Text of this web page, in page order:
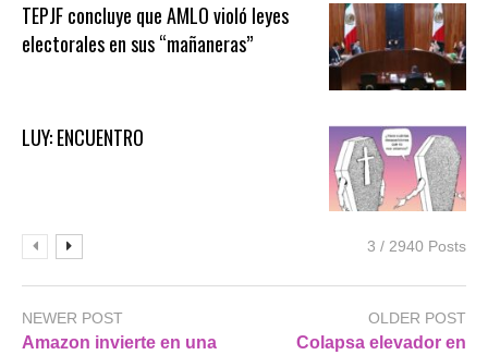
TEPJF concluye que AMLO violó leyes
electorales en sus “mañaneras”
LUY: ENCUENTRO
3 / 2940 Posts
NEWER POST
Amazon invierte en una
OLDER POST
Colapsa elevador en